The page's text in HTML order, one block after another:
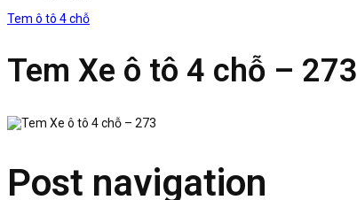
Tem ô tô 4 chỗ
Tem Xe ô tô 4 chỗ – 273
Post navigation